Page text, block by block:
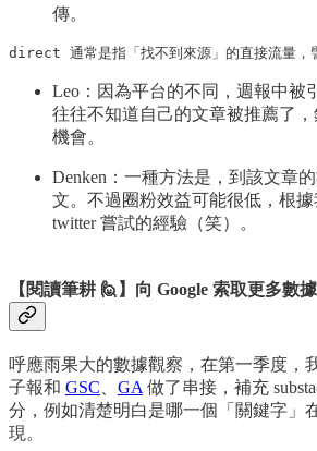
傳。
direct 通常是指「找不到來源」的直接流量
Leo：因為平台的不同，週報中被
往往不知道自己的文章被推薦了
機會。
Denken：一種方法是，到該文章
文。不過圈粉效益可能很低，根據
twitter 嘗試的經驗（笑）。
【閱讀筆耕 🙋】向 Google 索取更多數據
呼應雨果大的數據觀察，在第一季度，
子報和 GSC GA 做了串接，補充
分，例如清楚明白是哪一個「關鍵字」
現。